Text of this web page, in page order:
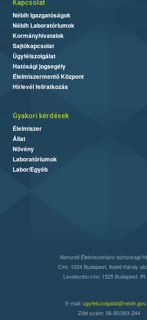
Kapcsolat
Nébih Igazgatóságok
Nébih Laboratóriumok
Kormányhivatalok
Sajtókapcsolat
Ügyfélszolgálat
Hatósági jogsegély
Élelmiszermentő Központ
Hírlevél feliratkozás
Gyakori kérdések
Élelmiszer
Állat
Növény
Laboratóriumok
Labor/Egyéb
Nemzeti Élelmiszerlánc-biztonsági
Cím: 1024 Budapest, Keleti Károly
Levelezési cím: 1525 Budapest. Pf.
E-mail:
Zöld szám: 06-80/263-244